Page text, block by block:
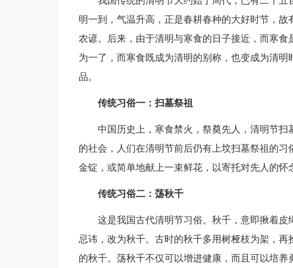
明一到，气温升高，正是春耕春种的大好时节，故
农谚。后来，由于清明与寒食的日子接近，而寒
为一了，而寒食既成为清明的别称，也变成为清
品。
传统习俗一：扫墓祭祖
中国历史上，寒食禁火，祭奠先人，清明节
的社会，人们在清明节前后仍有上坟扫墓祭祖的
金锭，或简单地献上一束鲜花，以寄托对先人的怀
传统习俗二：荡秋千
这是我国古代清明节习俗。秋千，意即揪着
忌讳，改为秋千。古时的秋千多用树桠枝为架，
的秋千。荡秋千不仅可以增进健康，而且可以培养